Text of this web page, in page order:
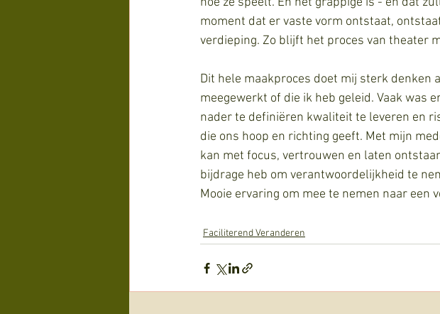
moment dat er vaste vorm ontstaat,
verdieping. Zo blijft het proces van theater
Dit hele maakproces doet mij sterk denken
meegewerkt of die ik heb geleid. Vaak was
nader te definiëren kwaliteit te leveren en
die ons hoop en richting geeft. Met mijn
kan met focus, vertrouwen en laten
bijdrage heb om verantwoordelijkheid te
Mooie ervaring om mee te nemen naar een
Faciliterend Veranderen